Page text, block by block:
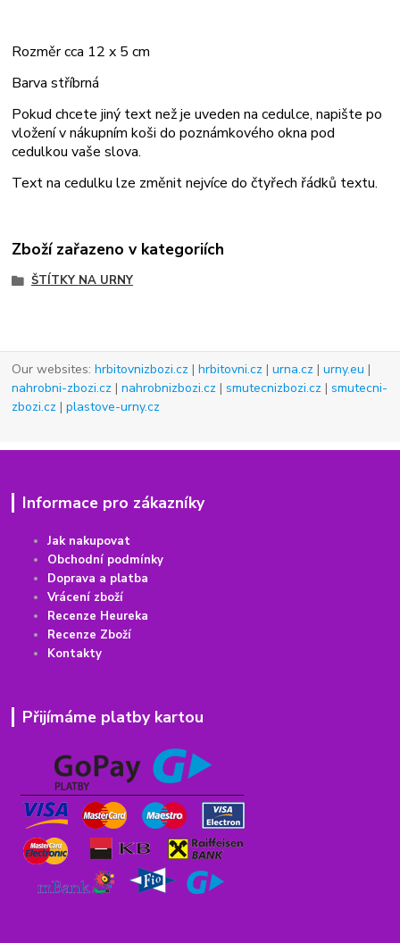
Rozměr cca 12 x 5 cm
Barva stříbrná
Pokud chcete jiný text než je uveden na cedulce, napište po
vložení v nákupním koši do poznámkového okna pod
cedulkou vaše slova.
Text na cedulku lze změnit nejvíce do čtyřech řádků textu.
Zboží zařazeno v kategoriích
ŠTÍTKY NA URNY
Our websites:hrbitovnizbozi.cz |hrbitovni.cz |urna.cz |urny.eu |
nahrobni-zbozi.cz |nahrobnizbozi.cz |smutecnizbozi.cz |smutecni-
zbozi.cz |plastove-urny.cz
Informace pro zákazníky
Jak nakupovat
Obchodní podmínky
Doprava a platba
Vrácení zboží
Recenze Heureka
Recenze Zboží
Kontakty
Přijímáme platby kartou